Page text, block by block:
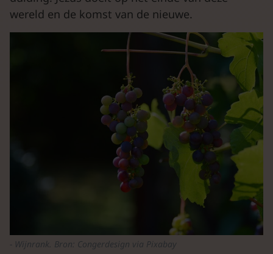
wereld en de komst van de nieuwe.
Wijnrank. Bron: Congerdesign via Pixabay